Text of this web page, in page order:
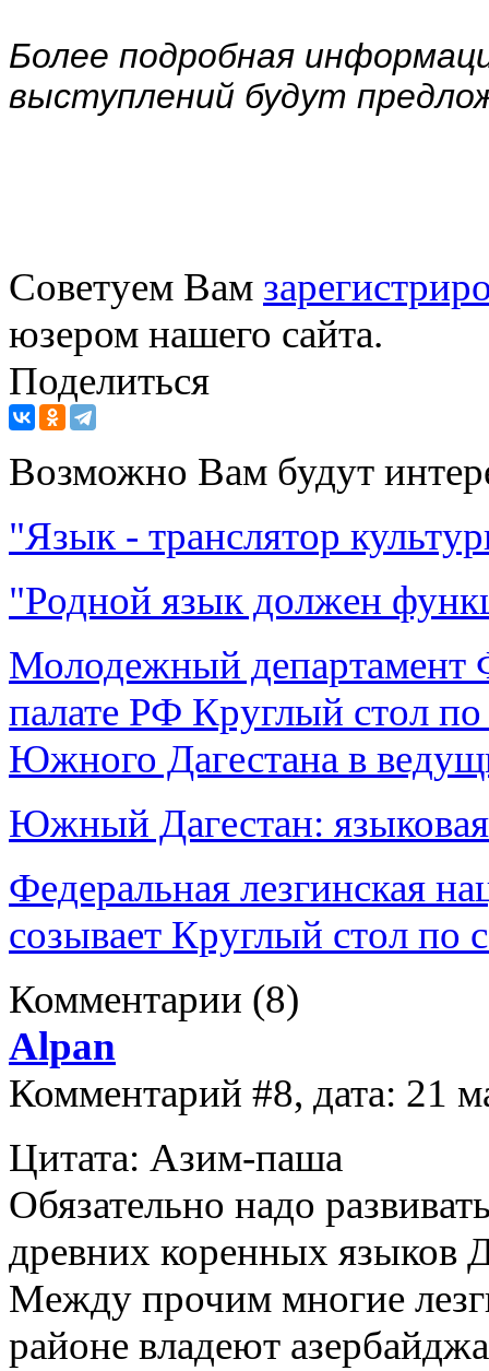
Более подробная
выступлений будут
Советуем Вам
юзером нашего сайта.
Поделиться
Возможно Вам будут
"Язык - транслятор
"Родной язык должен
Молодежный
палате РФ Круглый стол
Южного Дагестана в
Южный Дагестан:
Федеральная лезгинская
созывает Круглый стол по
Комментарии (8)
Alpan
Комментарий #8, дата: 21
Цитата: Азим-паша
Обязательно надо
древних коренных языков
Между прочим многие
районе владеют